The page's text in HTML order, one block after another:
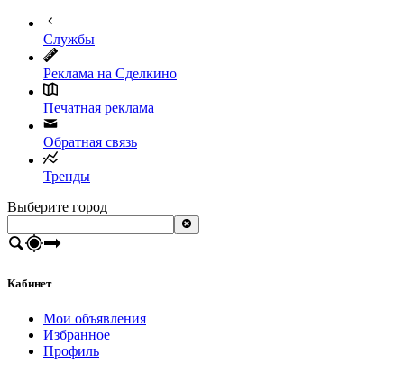
Службы
Реклама на Сделкино
Печатная реклама
Обратная связь
Тренды
Выберите город
Кабинет
Мои объявления
Избранное
Профиль